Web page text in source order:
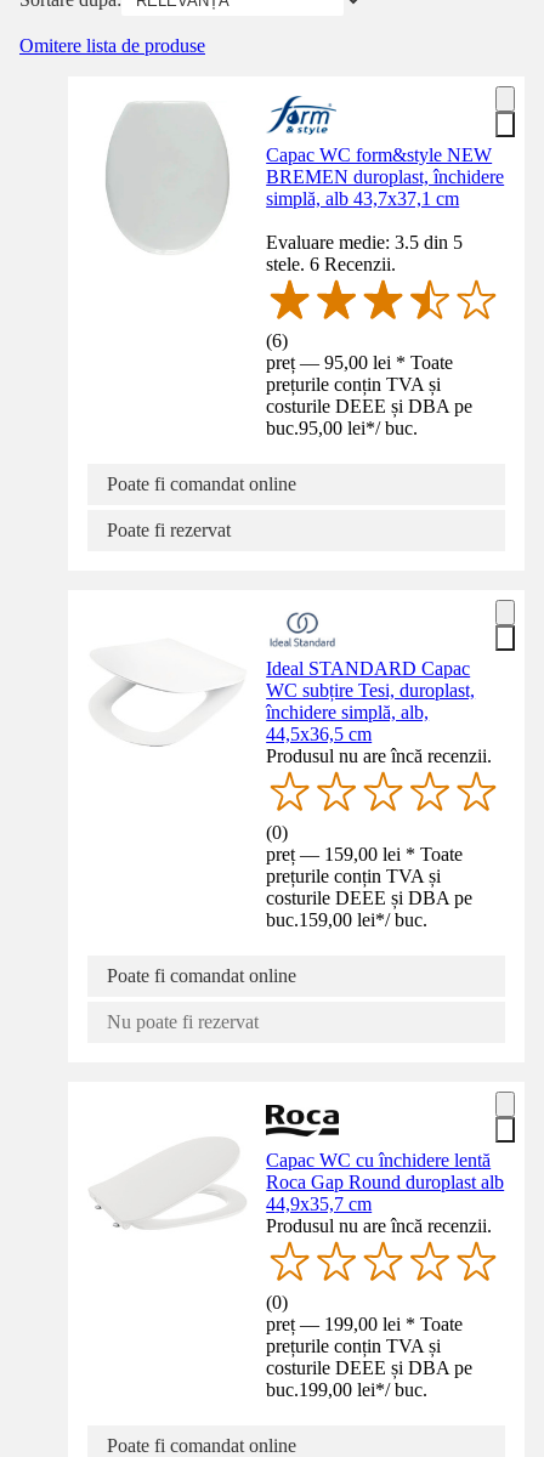
Omitere lista de produse
Capac WC form&style NEW
BREMEN duroplast, închidere
simplă, alb 43,7x37,1 cm
Evaluare medie: 3.5 din 5
stele. 6 Recenzii.
(6)
preț — 95,00 lei * Toate
prețurile conțin TVA și
costurile DEEE și DBA pe
buc.95,00 lei*/ buc.
Poate fi comandat online
Poate fi rezervat
Ideal STANDARD Capac
WC subțire Tesi, duroplast,
închidere simplă, alb,
44,5x36,5 cm
Produsul nu are încă recenzii.
(0)
preț — 159,00 lei * Toate
prețurile conțin TVA și
costurile DEEE și DBA pe
buc.159,00 lei*/ buc.
Poate fi comandat online
Nu poate fi rezervat
Capac WC cu închidere lentă
Roca Gap Round duroplast alb
44,9x35,7 cm
Produsul nu are încă recenzii.
(0)
preț — 199,00 lei * Toate
prețurile conțin TVA și
costurile DEEE și DBA pe
buc.199,00 lei*/ buc.
Poate fi comandat online